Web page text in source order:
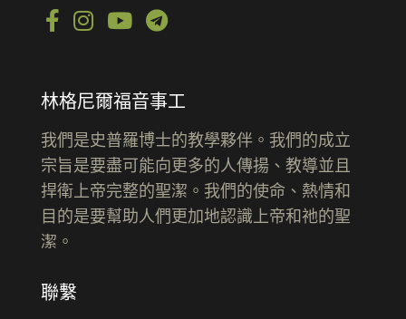
林格尼爾福音事工
我們是史普羅博士的教學夥伴。我們的成立
宗旨是要盡可能向更多的人傳揚、教導並且
捍衛上帝完整的聖潔。我們的使命、熱情和
目的是要幫助人們更加地認識上帝和祂的聖
潔。
聯繫